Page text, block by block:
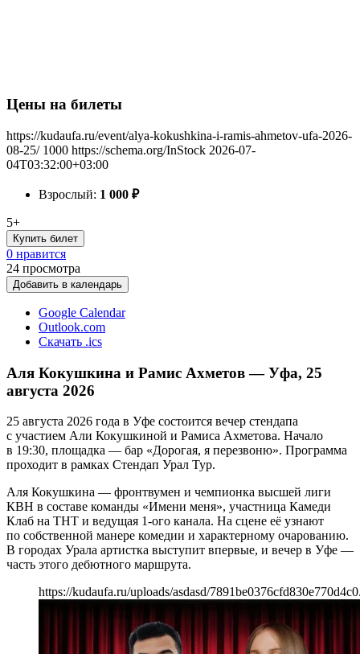
Цены на билеты
https://kudaufa.ru/event/alya-kokushkina-i-ramis-ahmetov-ufa-2026-
08-25/ 1000 https://schema.org/InStock 2026-07-
04T03:32:00+03:00
Взрослый: 1 000 ₽
5+
Купить билет
0 нравится
24 просмотра
Добавить в календарь
Google Calendar
Outlook.com
Скачать .ics
Аля Кокушкина и Рамис Ахметов — Уфа, 25
августа 2026
25 августа 2026 года в Уфе состоится вечер стендапа
с участием Али Кокушкиной и Рамиса Ахметова. Начало
в 19:30, площадка — бар «Дорогая, я перезвоню». Программа
проходит в рамках Стендап Урал Тур.
Аля Кокушкина — фронтвумен и чемпионка высшей лиги
КВН в составе команды «Имени меня», участница Камеди
Клаб на ТНТ и ведущая 1-ого канала. На сцене её узнают
по собственной манере комедии и характерному очарованию.
В городах Урала артистка выступит впервые, и вечер в Уфе —
часть этого дебютного маршрута.
https://kudaufa.ru/uploads/asdasd/